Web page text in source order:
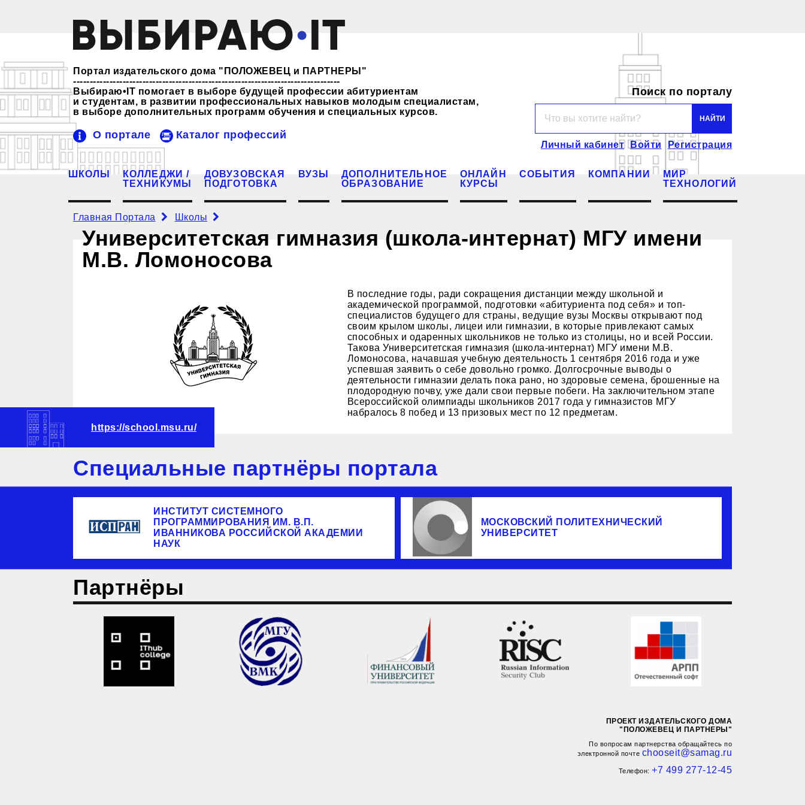
Портал издательского дома "ПОЛОЖЕВЕЦ и ПАРТНЕРЫ"
---------------------------------------------------------------------------------
Выбираю•IT помогает в выборе будущей профессии абитуриентам
и студентам, в развитии профессиональных навыков молодым специалистам,
в выборе дополнительных программ обучения и специальных курсов.
О портале Каталог профессий
Поиск по порталу
Личный кабинет Войти Регистрация
ШКОЛЫ
КОЛЛЕДЖИ /
ТЕХНИКУМЫ
ДОВУЗОВСКАЯ
ПОДГОТОВКА
ВУЗЫ
ДОПОЛНИТЕЛЬНОЕ
ОБРАЗОВАНИЕ
ОНЛАЙН
КУРСЫ
СОБЫТИЯ КОМПАНИИ
МИР
ТЕХНОЛОГИЙ
Главная Портала Школы
Университетская гимназия (школа-интернат) МГУ имени
М.В. Ломоносова
В последние годы, ради сокращения дистанции между школьной и
академической программой, подготовки «абитуриента под себя» и топ-
специалистов будущего для страны, ведущие вузы Москвы открывают под
своим крылом школы, лицеи или гимназии, в которые привлекают самых
способных и одаренных школьников не только из столицы, но и всей России.
Такова Университетская гимназия (школа-интернат) МГУ имени М.В.
Ломоносова, начавшая учебную деятельность 1 сентября 2016 года и уже
успевшая заявить о себе довольно громко. Долгосрочные выводы о
деятельности гимназии делать пока рано, но здоровые семена, брошенные на
плодородную почву, уже дали свои первые побеги. На заключительном этапе
Всероссийской олимпиады школьников 2017 года у гимназистов МГУ
набралось 8 побед и 13 призовых мест по 12 предметам.
https://school.msu.ru/
Специальные партнёры портала
ИНСТИТУТ СИСТЕМНОГО
ПРОГРАММИРОВАНИЯ ИМ. В.П.
ИВАННИКОВА РОССИЙСКОЙ АКАДЕМИИ
НАУК
МОСКОВСКИЙ ПОЛИТЕХНИЧЕСКИЙ
УНИВЕРСИТЕТ
Партнёры
ПРОЕКТ ИЗДАТЕЛЬСКОГО ДОМА
"ПОЛОЖЕВЕЦ И ПАРТНЕРЫ"
По вопросам партнерства обращайтесь по
электронной почте chooseit@samag.ru
Телефон: +7 499 277-12-45